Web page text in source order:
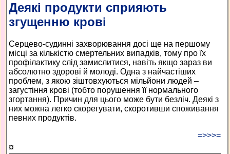
Деякі продукти сприяють
згущенню крові
Серцево-судинні захворювання досі ще на першому
місці за кількістю смертельних випадків, тому про їх
профілактику слід замислитися, навіть якщо зараз ви
абсолютно здорові й молоді. Одна з найчастіших
проблем, з якою зіштовхуються мільйони людей –
загустіння крові (тобто порушення її нормального
згортання). Причин для цього може бути безліч. Деякі з
них можна легко скорегувати, скоротивши споживання
певних продуктів.
=>>>=
¤